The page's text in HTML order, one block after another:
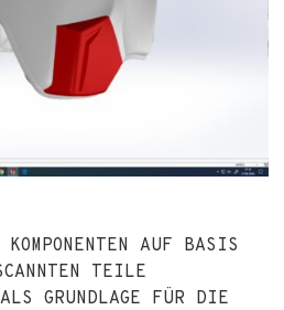
KOMPONENTEN AUF BASIS
TEILE
GRUNDLAGE FÜR DIE